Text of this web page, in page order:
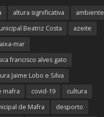
altura significativa
ambiente
Beatriz Costa
azeite
mar
francisco alves gato
Jaime Lobo e Silva
mafra
covid-19
cultura
de Mafra
desporto